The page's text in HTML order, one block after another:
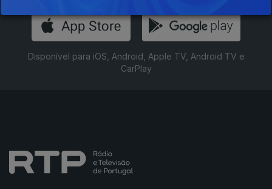
Disponível para iOS, Android, Apple TV, Android TV e
CarPlay